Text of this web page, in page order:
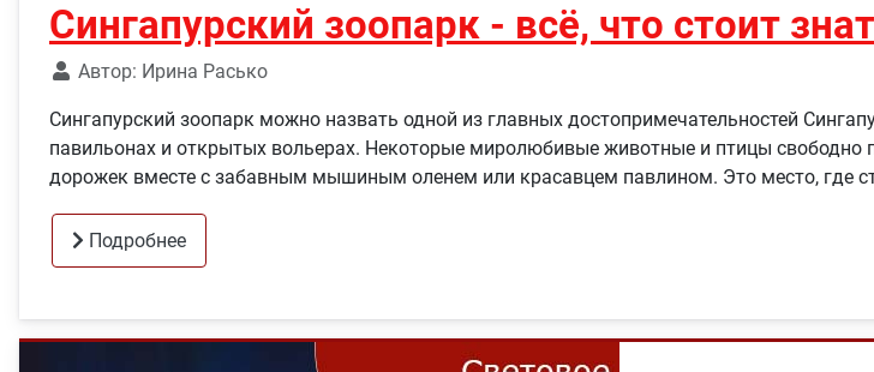
Сингапурский зоопарк - всё, что стоит
Автор: Ирина Расько
Сингапурский зоопарк можно назвать одной из главных достопримечательностей
павильонах и открытых вольерах. Некоторые миролюбивые животные и птицы свободно
дорожек вместе с забавным мышиным оленем или красавцем павлином. Это место, где
Подробнее